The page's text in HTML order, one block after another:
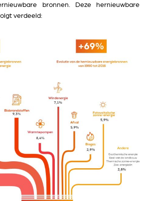
bronnen. Deze hernieuwbare
verdeeld: